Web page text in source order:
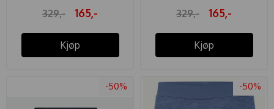
329,- 165,-
Kjøp
329,- 165,-
Kjøp
-50% -50%